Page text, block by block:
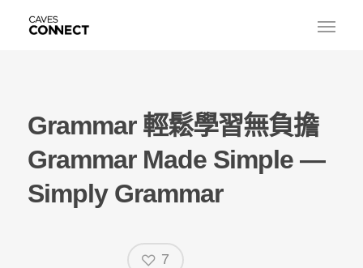
Grammar 輕鬆學習無負擔
Grammar Made Simple —
Simply Grammar
7